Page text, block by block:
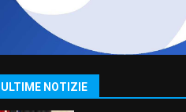
ULTIME NOTIZIE
1
Carta d’identità:
piano di
straordinarie